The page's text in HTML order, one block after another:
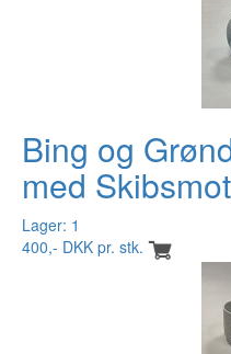
Bing og
med
Lager: 1
400,- DKK pr. stk.